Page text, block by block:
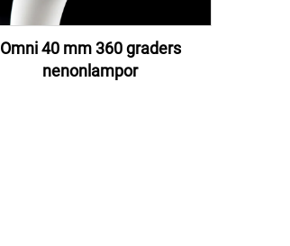
Omni 40 mm 360 graders
nenonlampor